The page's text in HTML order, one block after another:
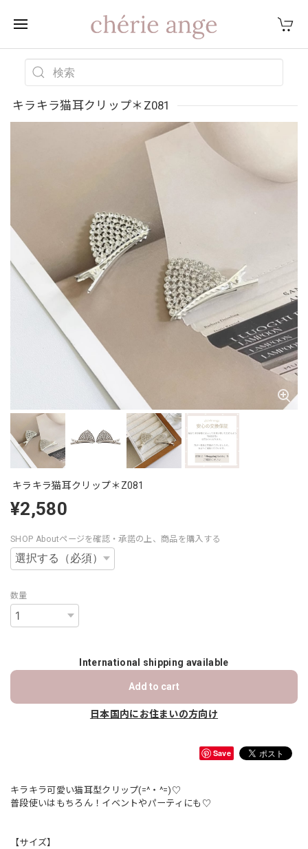
キラキラ猫耳クリップ＊Z081
キラキラ猫耳クリップ＊Z081
¥2,580
SHOP Aboutページを確認・承諾の上、商品を購入する
数量
International shipping available
Add to cart
日本国内にお住まいの方向け
Save
キラキラ可愛い猫耳型クリップ(=^・^=)♡
普段使いはもちろん！イベントやパーティにも♡
【サイズ】